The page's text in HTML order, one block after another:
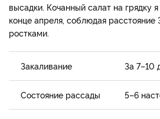
высадки. Кочанный салат на грядку
конце апреля, соблюдая
ростками.
Закаливание За 7–10
Состояние рассады 5–6